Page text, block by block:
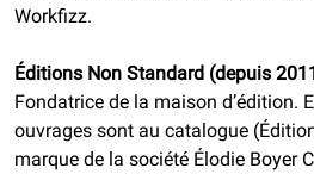
Workfizz.
Éditions Non Standard (depuis
Fondatrice de la maison d’édition.
ouvrages sont au catalogue
marque de la société Élodie Boyer